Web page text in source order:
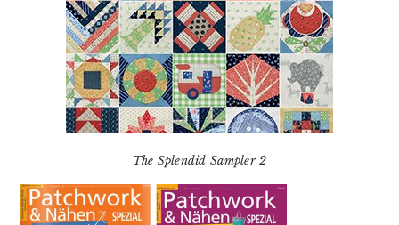
The Splendid Sampler 2